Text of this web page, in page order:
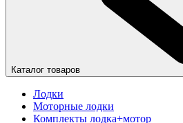
Каталог товаров
Лодки
Моторные лодки
Комплекты лодка+мотор